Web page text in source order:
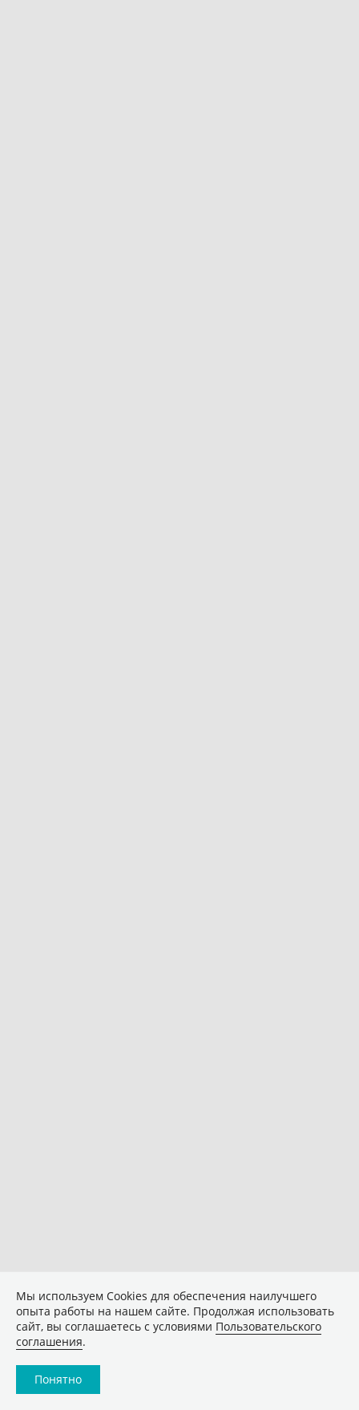
Мы используем Сookies для обеспечения наилучшего
опыта работы на нашем сайте. Продолжая использовать
сайт, вы соглашаетесь с условиями Пользовательского
соглашения.
Понятно